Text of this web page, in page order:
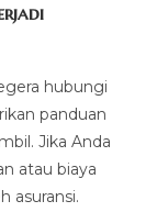
hubungi
panduan
Jika Anda
atau biaya
asuransi.